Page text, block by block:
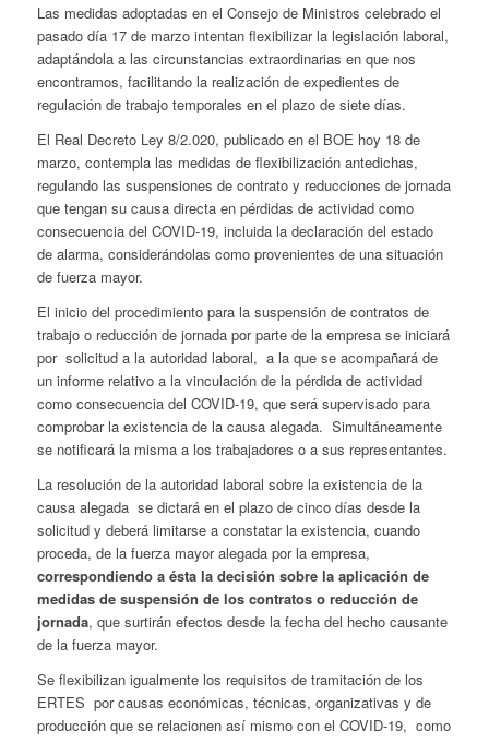
Las medidas adoptadas en el Consejo de Ministros celebrado el
pasado día 17 de marzo intentan flexibilizar la legislación laboral,
adaptándola a las circunstancias extraordinarias en que nos
encontramos, facilitando la realización de expedientes de
regulación de trabajo temporales en el plazo de siete días.
El Real Decreto Ley 8/2.020, publicado en el BOE hoy 18 de
marzo, contempla las medidas de flexibilización antedichas,
regulando las suspensiones de contrato y reducciones de jornada
que tengan su causa directa en pérdidas de actividad como
consecuencia del COVID-19, incluida la declaración del estado
de alarma, considerándolas como provenientes de una situación
de fuerza mayor.
El inicio del procedimiento para la suspensión de contratos de
trabajo o reducción de jornada por parte de la empresa se iniciará
por solicitud a la autoridad laboral, a la que se acompañará de
un informe relativo a la vinculación de la pérdida de actividad
como consecuencia del COVID-19, que será supervisado para
comprobar la existencia de la causa alegada. Simultáneamente
se notificará la misma a los trabajadores o a sus representantes.
La resolución de la autoridad laboral sobre la existencia de la
causa alegada se dictará en el plazo de cinco días desde la
solicitud y deberá limitarse a constatar la existencia, cuando
proceda, de la fuerza mayor alegada por la empresa,
correspondiendo a ésta la decisión sobre la aplicación de
medidas de suspensión de los contratos o reducción de
jornada, que surtirán efectos desde la fecha del hecho causante
de la fuerza mayor.
Se flexibilizan igualmente los requisitos de tramitación de los
ERTES por causas económicas, técnicas, organizativas y de
producción que se relacionen así mismo con el COVID-19, como